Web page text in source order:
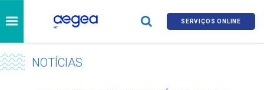
SERVIÇOS ONLINE
NOTÍCIAS